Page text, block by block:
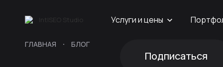
Услуги и цены
ГЛАВНАЯ БЛОГ
Подписаться